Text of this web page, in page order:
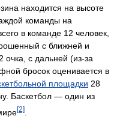
находится на высоте
команды на
в команде 12 человек,
с ближней и
очка, с дальней (из-за
бросок оценивается в
площадки 28
Баскетбол — один из
[2]